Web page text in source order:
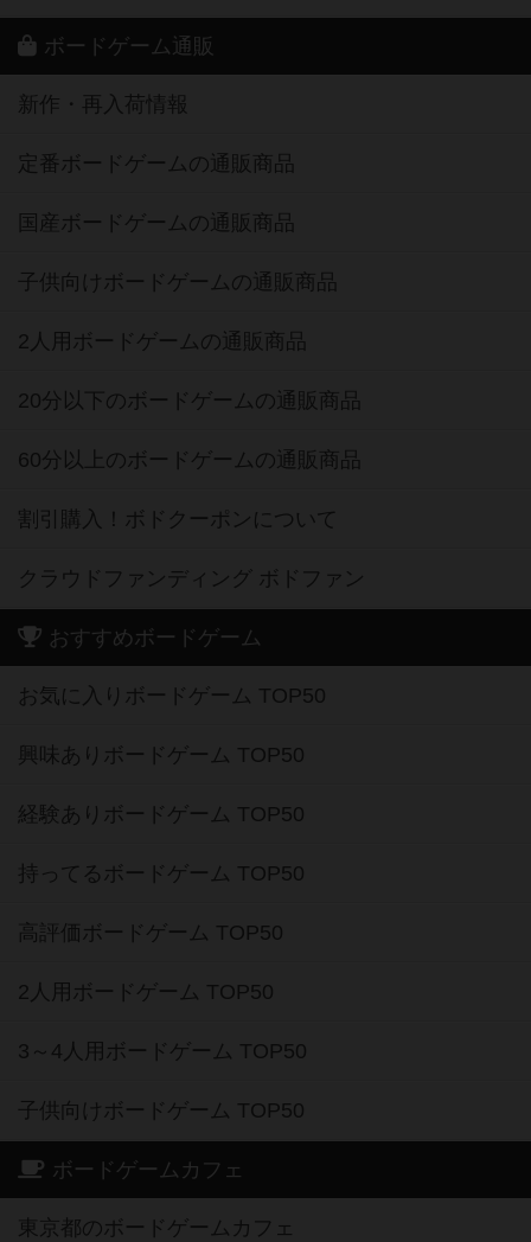
ボードゲーム通販
新作・再入荷情報
定番ボードゲームの通販商品
国産ボードゲームの通販商品
子供向けボードゲームの通販商品
2人用ボードゲームの通販商品
20分以下のボードゲームの通販商品
60分以上のボードゲームの通販商品
割引購入！ボドクーポンについて
クラウドファンディング ボドファン
おすすめボードゲーム
お気に入りボードゲーム TOP50
興味ありボードゲーム TOP50
経験ありボードゲーム TOP50
持ってるボードゲーム TOP50
高評価ボードゲーム TOP50
2人用ボードゲーム TOP50
3～4人用ボードゲーム TOP50
子供向けボードゲーム TOP50
ボードゲームカフェ
東京都のボードゲームカフェ